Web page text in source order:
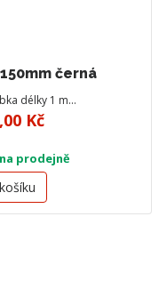
černá
délky 1 m…
Kč
prodejně